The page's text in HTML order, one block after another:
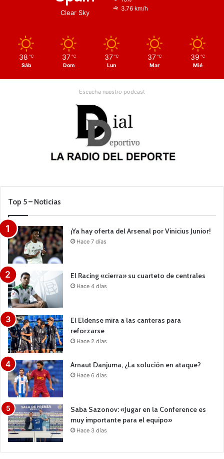
Clear Sky
3.76 km/h
38 ℃
Sáb
37 ℃
Dom
37 ℃
Lun
37 ℃
Mar
39 ℃
Mié
Escucha nuestro podcast
Top 5 – Noticias
¡Ya hay oferta del Arsenal por Vinicius Junior!
Hace 7 días
El Racing «cierra» su cuarteto de centrales
Hace 4 días
El Eldense mira a las canteras para
reforzarse
Hace 2 días
Arnaut Danjuma, ¿La solución en ataque?
Hace 6 días
Saba Sazonov: «Jugar en la Conference es
muy importante para el equipo»
Hace 3 días